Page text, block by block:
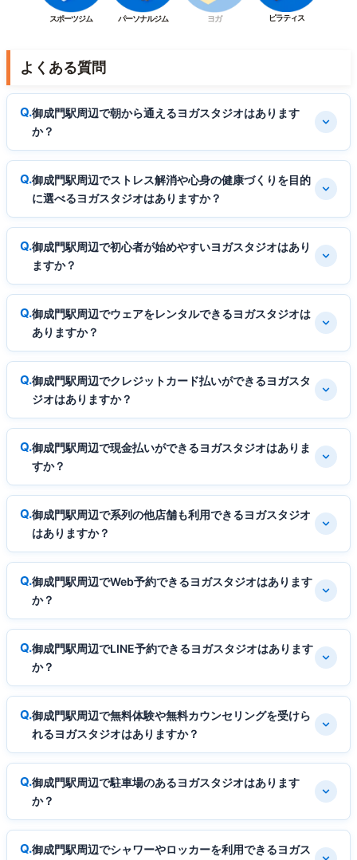
スポーツジム パーソナルジム ヨガ ピラティス
よくある質問
御成門駅周辺で朝から通えるヨガスタジオはあります
か？
御成門駅周辺でストレス解消や心身の健康づくりを目的
に選べるヨガスタジオはありますか？
御成門駅周辺で初心者が始めやすいヨガスタジオはあり
ますか？
御成門駅周辺でウェアをレンタルできるヨガスタジオは
ありますか？
御成門駅周辺でクレジットカード払いができるヨガスタ
ジオはありますか？
御成門駅周辺で現金払いができるヨガスタジオはありま
すか？
御成門駅周辺で系列の他店舗も利用できるヨガスタジオ
はありますか？
御成門駅周辺でWeb予約できるヨガスタジオはあります
か？
御成門駅周辺でLINE予約できるヨガスタジオはあります
か？
御成門駅周辺で無料体験や無料カウンセリングを受けら
れるヨガスタジオはありますか？
御成門駅周辺で駐車場のあるヨガスタジオはあります
か？
御成門駅周辺でシャワーやロッカーを利用できるヨガス